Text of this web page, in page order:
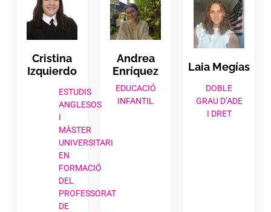
Cristina
Izquierdo​
ESTUDIS
ANGLESOS
I
MÀSTER
UNIVERSITARI
EN
FORMACIÓ
DEL
PROFESSORAT
DE
Andrea
Enríquez​
EDUCACIÓ
INFANTIL
Laia Megías
DOBLE
GRAU D’ADE
I DRET